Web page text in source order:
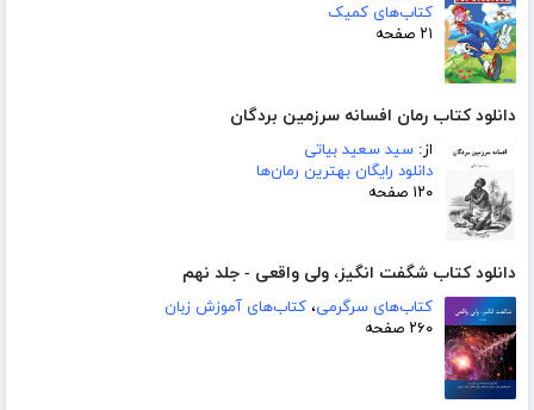
کتاب‌های کمیک
۲۱ صفحه
دانلود کتاب رمان افسانه سرزمین بردگان
از: سید سعید بیاتی
دانلود رایگان بهترین رمان‌ها
۱۲۰ صفحه
دانلود کتاب شگفت انگیز، ولی واقعی - جلد نهم
کتاب‌های سرگرمی، کتاب‌های آموزش زبان
۲۶۰ صفحه